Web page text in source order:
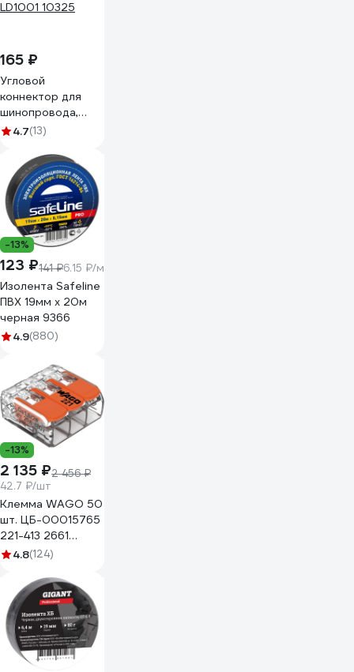
165 ₽
Угловой
коннектор для
шинопровода,
черный Feron
4.7(13)
-13%
123 ₽141 ₽6.15 ₽/м
Изолента Safeline
ПВХ 19мм х 20м
черная 9366
4.9(880)
-13%
2 135 ₽2 456 ₽
42.7 ₽/шт
Клемма WAGO 50
шт. ЦБ-00015765
221-413 2661
102661
4.8(124)